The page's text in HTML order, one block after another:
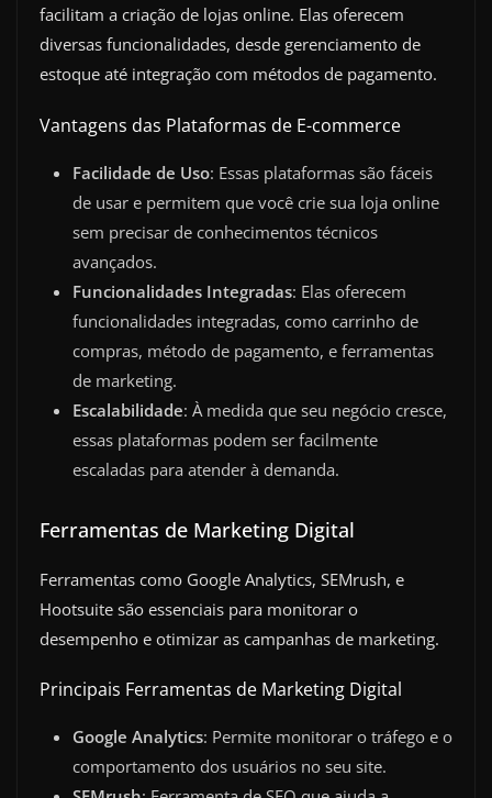
facilitam a criação de lojas online. Elas oferecem
diversas funcionalidades, desde gerenciamento de
estoque até integração com métodos de pagamento.
Vantagens das Plataformas de E-commerce
Facilidade de Uso: Essas plataformas são fáceis
de usar e permitem que você crie sua loja online
sem precisar de conhecimentos técnicos
avançados.
Funcionalidades Integradas: Elas oferecem
funcionalidades integradas, como carrinho de
compras, método de pagamento, e ferramentas
de marketing.
Escalabilidade: À medida que seu negócio cresce,
essas plataformas podem ser facilmente
escaladas para atender à demanda.
Ferramentas de Marketing Digital
Ferramentas como Google Analytics, SEMrush, e
Hootsuite são essenciais para monitorar o
desempenho e otimizar as campanhas de marketing.
Principais Ferramentas de Marketing Digital
Google Analytics: Permite monitorar o tráfego e o
comportamento dos usuários no seu site.